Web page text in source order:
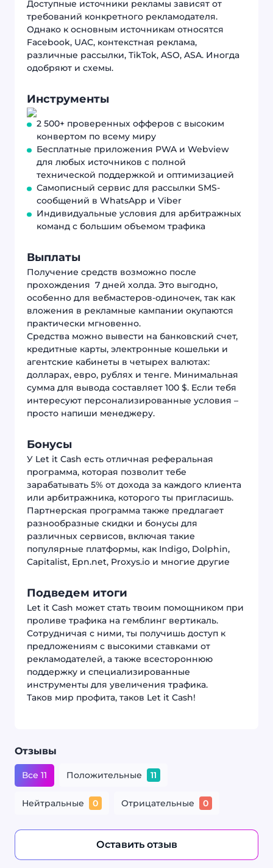
Доступные источники рекламы зависят от
требований конкретного рекламодателя.
Однако к основным источникам относятся
Facebook, UAC, контекстная реклама,
различные рассылки, TikTok, ASO, ASA. Иногда
одобряют и схемы.
Инструменты
2 500+ проверенных офферов с высоким
конвертом по всему миру
Бесплатные приложения PWA и Webview
для любых источников с полной
технической поддержкой и оптимизацией
Самописный сервис для рассылки SMS-
сообщений в WhatsApp и Viber
Индивидуальные условия для арбитражных
команд с большим объемом трафика
Выплаты
Получение средств возможно после
прохождения 7 дней холда. Это выгодно,
особенно для вебмастеров-одиночек, так как
вложения в рекламные кампании окупаются
практически мгновенно.
Средства можно вывести на банковский счет,
кредитные карты, электронные кошельки и
агентские кабинеты в четырех валютах:
долларах, евро, рублях и тенге. Минимальная
сумма для вывода составляет 100 $. Если тебя
интересуют персонализированные условия –
просто напиши менеджеру.
Бонусы
У Let it Cash есть отличная реферальная
программа, которая позволит тебе
зарабатывать 5% от дохода за каждого клиента
или арбитражника, которого ты пригласишь.
Партнерская программа также предлагает
разнообразные скидки и бонусы для
различных сервисов, включая такие
популярные платформы, как Indigo, Dolphin,
Capitalist, Epn.net, Proxys.io и многие другие
Подведем итоги
Let it Cash может стать твоим помощником при
проливе трафика на гемблинг вертикаль.
Сотрудничая с ними, ты получишь доступ к
предложениям с высокими ставками от
рекламодателей, а также всестороннюю
поддержку и специализированные
инструменты для увеличения трафика.
Таков мир профита, таков Let it Cash!
Отзывы
Все 11 Положительные 11
Нейтральные 0 Отрицательные 0
Оставить отзыв